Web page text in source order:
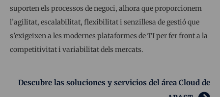
suporten els processos de negoci, alhora que proporcionem
l’agilitat, escalabilitat, flexibilitat i senzillesa de gestió que
s’exigeixen a les modernes plataformes de TI per fer front a la
competitivitat i variabilitat dels mercats.
Descubre las soluciones y servicios del área Cloud de